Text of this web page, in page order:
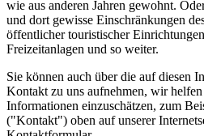
wie aus anderen Jahren gewohnt.
und dort gewisse Einschränkungen
öffentlicher touristischer
Freizeitanlagen und so weiter.
Sie können auch über die auf diesen
Kontakt zu uns aufnehmen, wir
Informationen einzuschätzen, zum
("Kontakt") oben auf unserer